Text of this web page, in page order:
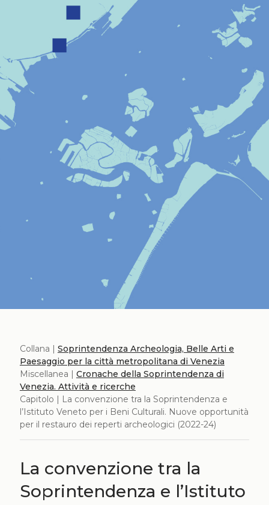
Collana | Soprintendenza Archeologia, Belle Arti e
Paesaggio per la città metropolitana di Venezia
Miscellanea | Cronache della Soprintendenza di
Venezia. Attività e ricerche
Capitolo | La convenzione tra la Soprintendenza e
l’Istituto Veneto per i Beni Culturali. Nuove opportunità
per il restauro dei reperti archeologici (2022-24)
La convenzione tra la
Soprintendenza e l’Istituto